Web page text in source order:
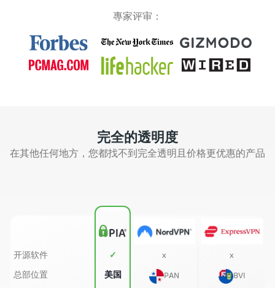
專家评审：
完全的透明度
在其他任何地方，您都找不到完全透明且价格更优惠的产品
开源软件 ✓ x
x
总部位置
美国 PAN
BVI